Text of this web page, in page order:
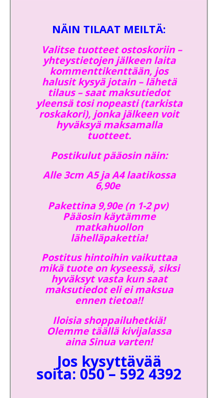
NÄIN TILAAT MEILTÄ:
Valitse tuotteet ostoskoriin –
yhteystietojen jälkeen laita
kommenttikenttään, jos
halusit kysyä jotain – lähetä
tilaus – saat maksutiedot
yleensä tosi nopeasti (tarkista
roskakori), jonka jälkeen voit
hyväksyä maksamalla
tuotteet.
Postikulut pääosin näin:
Alle 3cm A5 ja A4 laatikossa
6,90e
Pakettina 9,90e (n 1-2 pv)
Pääosin käytämme
matkahuollon
lähelläpakettia!
Postitus hintoihin vaikuttaa
mikä tuote on kyseessä, siksi
hyväksyt vasta kun saat
maksutiedot eli ei maksua
ennen tietoa!!
Iloisia shoppailuhetkiä!
Olemme täällä kivijalassa
aina Sinua varten!
Jos kysyttävää
soita: 050 – 592 4392